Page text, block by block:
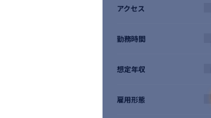
アクセス
勤務時間
想定年収
雇用形態